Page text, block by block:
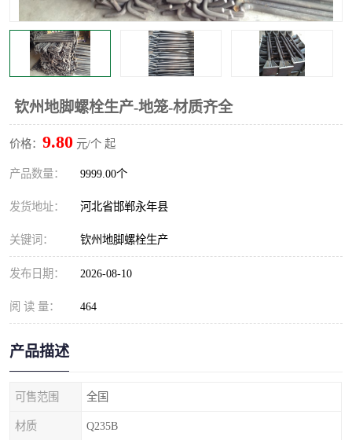
钦州地脚螺栓生产-地笼-材质齐全
价格： 9.80 元/个 起
产品数量： 9999.00个
发货地址： 河北省邯郸永年县
关键词： 钦州地脚螺栓生产
发布日期： 2026-08-10
阅 读 量： 464
产品描述
可售范围 全国
材质 Q235B